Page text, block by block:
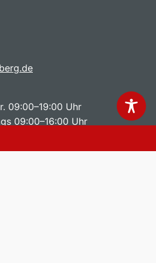
09:00–19:00 Uhr
09:00–16:00 Uhr